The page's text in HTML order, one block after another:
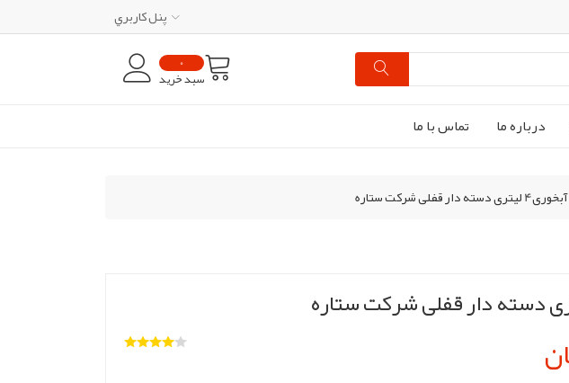
پنل کاربري
0
سبد خرید
درباره ما تماس با ما
آبخوری4 لیتری دسته دار قفلی شرکت ستاره